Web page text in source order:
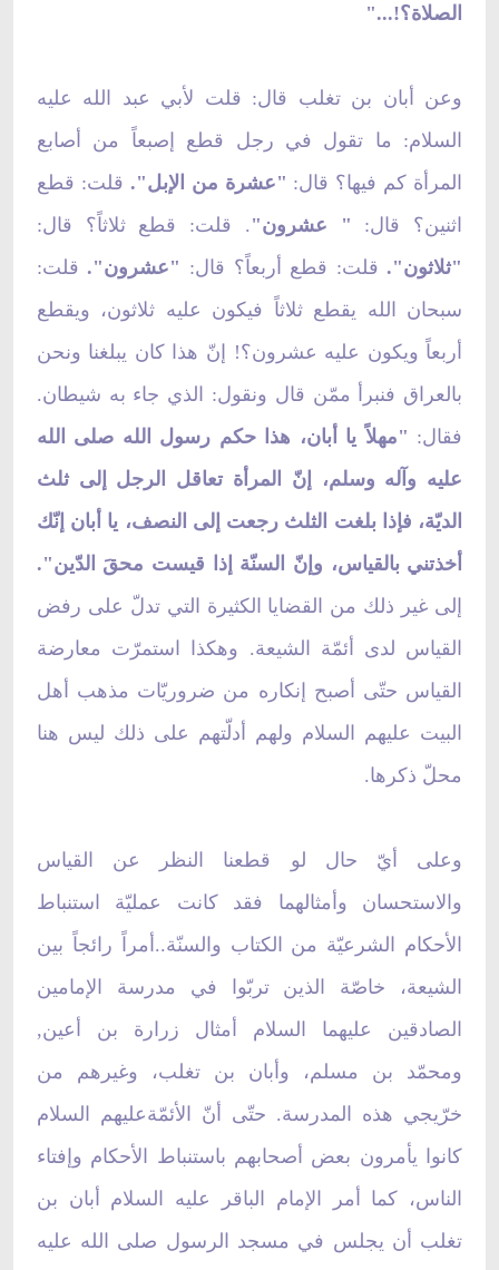
الصلاة؟!..."
وعن أبان بن تغلب قال: قلت لأبي عبد الله عليه
السلام: ما تقول في رجل قطع إصبعاً من أصابع
المرأة كم فيها؟ قال: "عشرة من الإبل". قلت: قطع
اثنين؟ قال: " عشرون" . قلت: قطع ثلاثاً؟ قال:
"ثلاثون". قلت: قطع أربعاً؟ قال: "عشرون". قلت:
سبحان الله يقطع ثلاثاً فيكون عليه ثلاثون، ويقطع
أربعاً ويكون عليه عشرون؟! إنّ هذا كان يبلغنا ونحن
بالعراق فنبرأ ممّن قال ونقول: الذي جاء به شيطان.
فقال: "مهلاً يا أبان، هذا حكم رسول الله صلى الله
عليه وآله وسلم، إنّ المرأة تعاقل الرجل إلى ثلث
الديّة، فإذا بلغت الثلث رجعت إلى النصف، يا أبان إنّك
أخذتني بالقياس، وإنّ السنّة إذا قيست محقَ الدّين".
إلى غير ذلك من القضايا الكثيرة التي تدلّ على رفض
القياس لدى أئمّة الشيعة. وهكذا استمرّت معارضة
القياس حتّى أصبح إنكاره من ضروريّات مذهب أهل
البيت عليهم السلام ولهم أدلّتهم على ذلك ليس هنا
محلّ ذكرها.
وعلى أيّ حال لو قطعنا النظر عن القياس
والاستحسان وأمثالهما فقد كانت عمليّة استنباط
الأحكام الشرعيّة من الكتاب والسنّة..أمراً رائجاً بين
الشيعة، خاصّة الذين تربّوا في مدرسة الإمامين
الصادقين عليهما السلام أمثال زرارة بن أعين,
ومحمّد بن مسلم، وأبان بن تغلب، وغيرهم من
خرّيجي هذه المدرسة. حتّى أنّ الأئمّةعليهم السلام
كانوا يأمرون بعض أصحابهم باستنباط الأحكام وإفتاء
الناس، كما أمر الإمام الباقر عليه السلام أبان بن
تغلب أن يجلس في مسجد الرسول صلى الله عليه